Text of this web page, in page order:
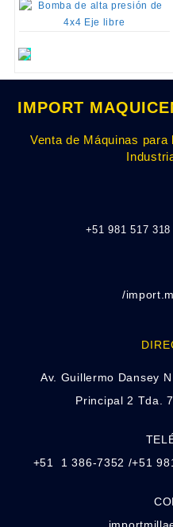
IMPORT
Venta de Máquinas
+51 981 517
/
Av. Guillermo Dansey
Principal 2 Tda.
+51 1 386-7352 /+51